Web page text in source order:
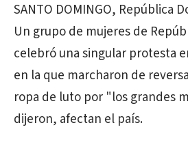
SANTO DOMINGO, República
Un grupo de mujeres de
celebró una singular protesta
en la que marcharon de
ropa de luto por "los grandes
dijeron, afectan el país.